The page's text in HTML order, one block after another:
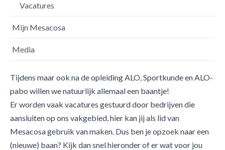
Vacatures
Mijn Mesacosa
Media
Tijdens maar ook na de opleiding ALO, Sportkunde en ALO-
pabo willen we natuurlijk allemaal een baantje!
Er worden vaak vacatures gestuurd door bedrijven die
aansluiten op ons vakgebied, hier kan jij als lid van
Mesacosa gebruik van maken. Dus ben je opzoek naar een
(nieuwe) baan? Kijk dan snel hieronder of er wat voor jou